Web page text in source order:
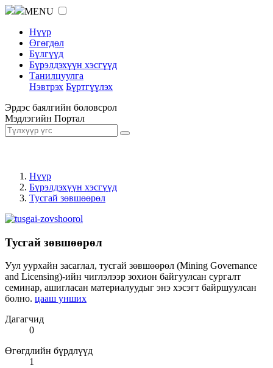
MENU
Нүүр
Өгөгдөл
Бүлгүүд
Бүрэлдэхүүн хэсгүүд
Танилцуулга
Нэвтрэх Бүртгүүлэх
Эрдэс баялгийн боловсрол
Мэдлэгийн Портал
Нүүр
Бүрэлдэхүүн хэсгүүд
Тусгай зөвшөөрөл
Тусгай зөвшөөрөл
Уул уурхайн засаглал, тусгай зөвшөөрөл (Mining Governance
and Licensing)-ийн чиглэлээр зохион байгуулсан сургалт
семинар, ашигласан материалуудыг энэ хэсэгт байршуулсан
болно. цааш унших
Дагагчид
0
Өгөгдлийн бүрдлүүд
1